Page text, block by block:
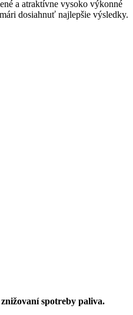
a atraktívne vysoko výkonné
dosiahnuť najlepšie výsledky.
spotreby paliva.